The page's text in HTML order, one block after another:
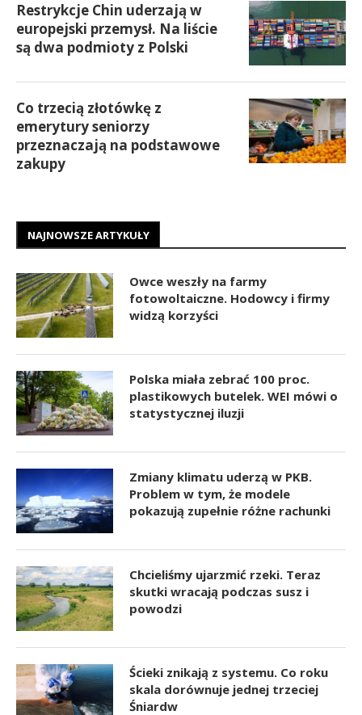
Restrykcje Chin uderzają w
europejski przemysł. Na liście
są dwa podmioty z Polski
Co trzecią złotówkę z
emerytury seniorzy
przeznaczają na podstawowe
zakupy
NAJNOWSZE ARTYKUŁY
Owce weszły na farmy
fotowoltaiczne. Hodowcy i firmy
widzą korzyści
Polska miała zebrać 100 proc.
plastikowych butelek. WEI mówi o
statystycznej iluzji
Zmiany klimatu uderzą w PKB.
Problem w tym, że modele
pokazują zupełnie różne rachunki
Chcieliśmy ujarzmić rzeki. Teraz
skutki wracają podczas susz i
powodzi
Ścieki znikają z systemu. Co roku
skala dorównuje jednej trzeciej
Śniardw